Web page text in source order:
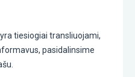
tiesiogiai transliuojami,
pasidalinsime